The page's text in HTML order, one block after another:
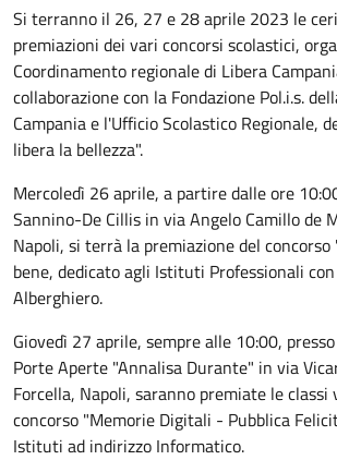
Si terranno il 26, 27 e 28 aprile 2023 le
premiazioni dei vari concorsi scolastici,
Coordinamento regionale di Libera
collaborazione con la Fondazione Pol.i.s.
Campania e l'Ufficio Scolastico Regionale,
libera la bellezza".
Mercoledì 26 aprile, a partire dalle ore
Sannino-De Cillis in via Angelo Camillo de
Napoli, si terrà la premiazione del concorso
bene, dedicato agli Istituti Professionali
Alberghiero.
Giovedì 27 aprile, sempre alle 10:00,
Porte Aperte "Annalisa Durante" in via
Forcella, Napoli, saranno premiate le
concorso "Memorie Digitali - Pubblica
Istituti ad indirizzo Informatico.